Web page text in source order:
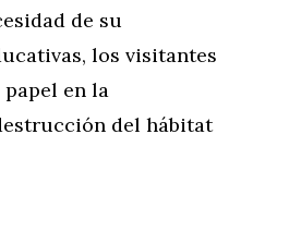
de su
los visitantes
en la
del hábitat